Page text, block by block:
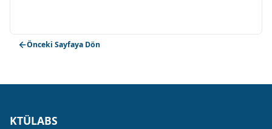
Önceki Sayfaya Dön
KTÜLABS